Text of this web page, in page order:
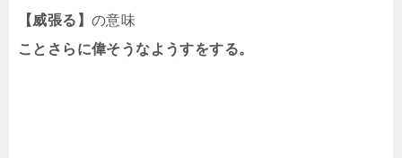
【威張る】 の意味
ことさらに偉そうなようすをする。